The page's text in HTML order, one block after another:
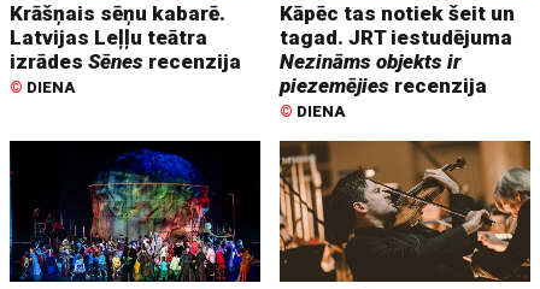
Krāšņais sēņu kabarē.
Latvijas Leļļu teātra
izrādesSēnes recenzija
© DIENA
Kāpēc tas notiek šeit un
tagad. JRT iestudējuma
Nezināms objekts ir
piezemējies recenzija
© DIENA